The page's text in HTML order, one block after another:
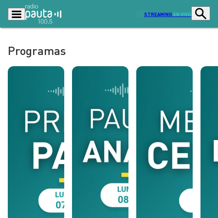
STREAMING EN VIVO
Programas
Lo Último Actualidad
Ciudad Economía
Radio en vivo Sostenibilidad
Tendencias Deportes
Entretención y Cultura Opinión
Dato en Pauta
Contenido Patrocinado
Programas